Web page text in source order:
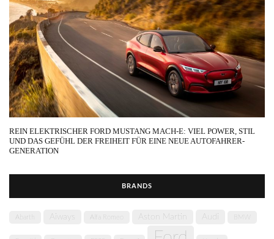
REIN ELEKTRISCHER FORD MUSTANG MACH-E: VIEL POWER, STIL
UND DAS GEFÜHL DER FREIHEIT FÜR EINE NEUE AUTOFAHRER-
GENERATION
BRANDS
Abarth Aiways Alfa Romeo Aston Martin Audi BMW